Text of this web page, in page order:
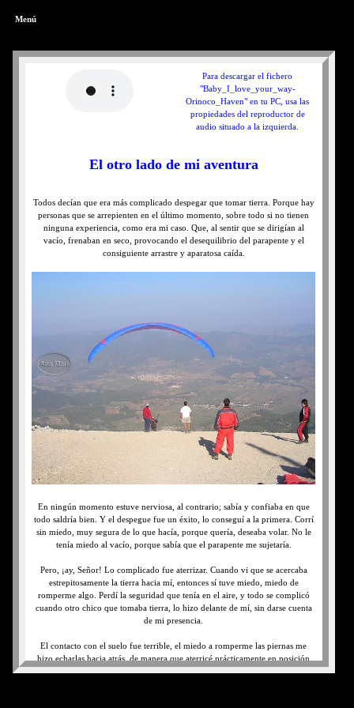
Menú
Para descargar el fichero
"Baby_I_love_your_way-
Orinoco_Haven" en tu PC, usa las
propiedades del reproductor de
audio situado a la izquierda.
El otro lado de mi aventura
Todos decían que era más complicado despegar que tomar tierra. Porque hay
personas que se arrepienten en el último momento, sobre todo si no tienen
ninguna experiencia, como era mi caso. Que, al sentir que se dirigían al
vacío, frenaban en seco, provocando el desequilibrio del parapente y el
consiguiente arrastre y aparatosa caída.
En ningún momento estuve nerviosa, al contrario; sabía y confiaba en que
todo saldría bien. Y el despegue fue un éxito, lo conseguí a la primera. Corrí
sin miedo, muy segura de lo que hacía, porque quería, deseaba volar. No le
tenía miedo al vacío, porque sabía que el parapente me sujetaría.
Pero, ¡ay, Señor! Lo complicado fue aterrizar. Cuando vi que se acercaba
estrepitosamente la tierra hacia mí, entonces sí tuve miedo, miedo de
romperme algo. Perdí la seguridad que tenía en el aire, y todo se complicó
cuando otro chico que tomaba tierra, lo hizo delante de mí, sin darse cuenta
de mi presencia.
El contacto con el suelo fue terrible, el miedo a romperme las piernas me
hizo echarlas hacia atrás, de manera que aterricé prácticamente en posición